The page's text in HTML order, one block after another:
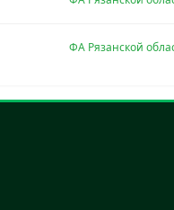
ФА Рязанской